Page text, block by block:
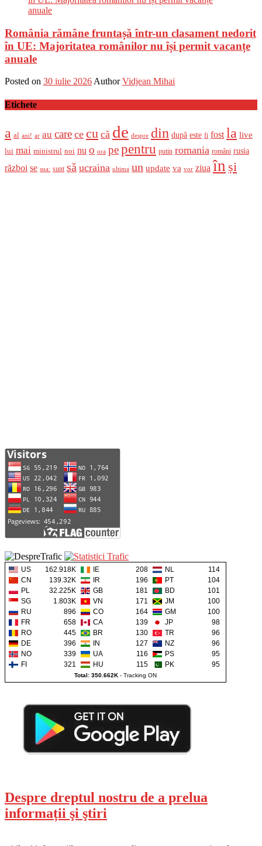
România rămâne fruntașă într-un clasament nedorit
în UE: Majoritatea românilor nu își permit vacanțe
anuale
Posted on 30 iulie 2026 Author Vidjean Mihai
Etichete
a al ani! ar au care ce cu că de despre din după este fi fost la live
lui mai ministrul noi nu o ora pepentru putin romania români rusia
război se sua: sunt să ucraina ultima un update va vor ziua în și
US 162.918K IE 208 NL
114
CN
139.32K IR 196 PT
104
PL
32.225K GB 181 BD
101
SG
1.803K VN 171 JM
100
RU
896 CO 164 GM
100
FR
658 CA 139 JP
98
RO
445 BR 130 TR
96
DE
396 IN 127 NZ
96
NO
339 UA 116 PS
95
FI
321 HU 115 PK 95
Total: 350.662K - Tracking ON
Despre dreptul nostru de a prelua
informații şi ştiri